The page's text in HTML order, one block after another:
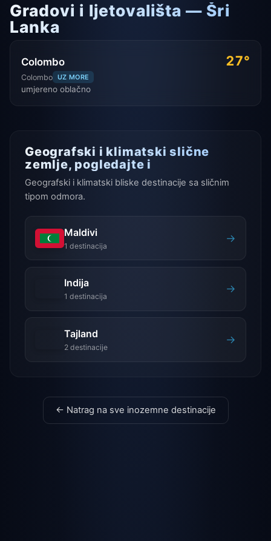
Gradovi i ljetovališta — Šri
Lanka
Colombo 27°
Colombo UZ MORE
umjereno oblačno
Geografski i klimatski slične
zemlje, pogledajte i
Geografski i klimatski bliske destinacije sa sličnim
tipom odmora.
Maldivi
1 destinacija
→
Indija
1 destinacija
→
Tajland
2 destinacije
→
← Natrag na sve inozemne destinacije